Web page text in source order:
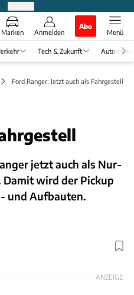
Marken Anmelden
Abo
Menü
Tech & Zukunft Auto-
Ford Ranger: Jetzt auch als Fahrgestell
jetzt auch als Nur-
wird der Pickup
und Aufbauten.
Foto: Ford
ANZEIGE